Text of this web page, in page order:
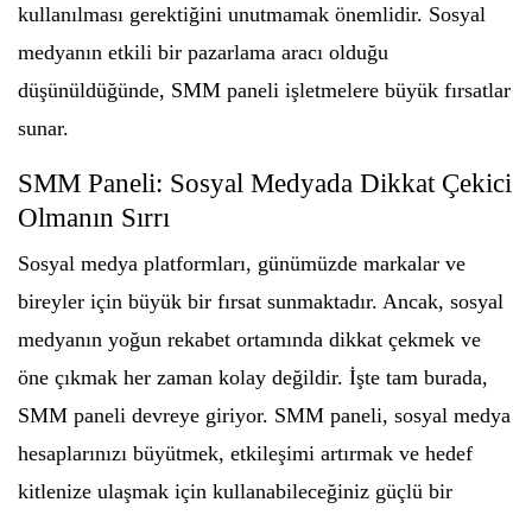
kullanılması gerektiğini unutmamak önemlidir. Sosyal
medyanın etkili bir pazarlama aracı olduğu
düşünüldüğünde, SMM paneli işletmelere büyük fırsatlar
sunar.
SMM Paneli: Sosyal Medyada Dikkat Çekici
Olmanın Sırrı
Sosyal medya platformları, günümüzde markalar ve
bireyler için büyük bir fırsat sunmaktadır. Ancak, sosyal
medyanın yoğun rekabet ortamında dikkat çekmek ve
öne çıkmak her zaman kolay değildir. İşte tam burada,
SMM paneli devreye giriyor. SMM paneli, sosyal medya
hesaplarınızı büyütmek, etkileşimi artırmak ve hedef
kitlenize ulaşmak için kullanabileceğiniz güçlü bir